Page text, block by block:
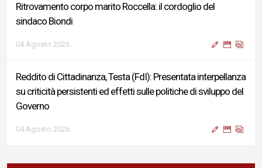
Ritrovamento corpo marito Roccella: il cordoglio del
sindaco Biondi
04 Agosto 2026
Reddito di Cittadinanza, Testa (FdI): Presentata interpellanza
su criticità persistenti ed effetti sulle politiche di sviluppo del
Governo
04 Agosto 2026
Sigismondi, Liris e Testa: “Profondo cordoglio e vicinanza al